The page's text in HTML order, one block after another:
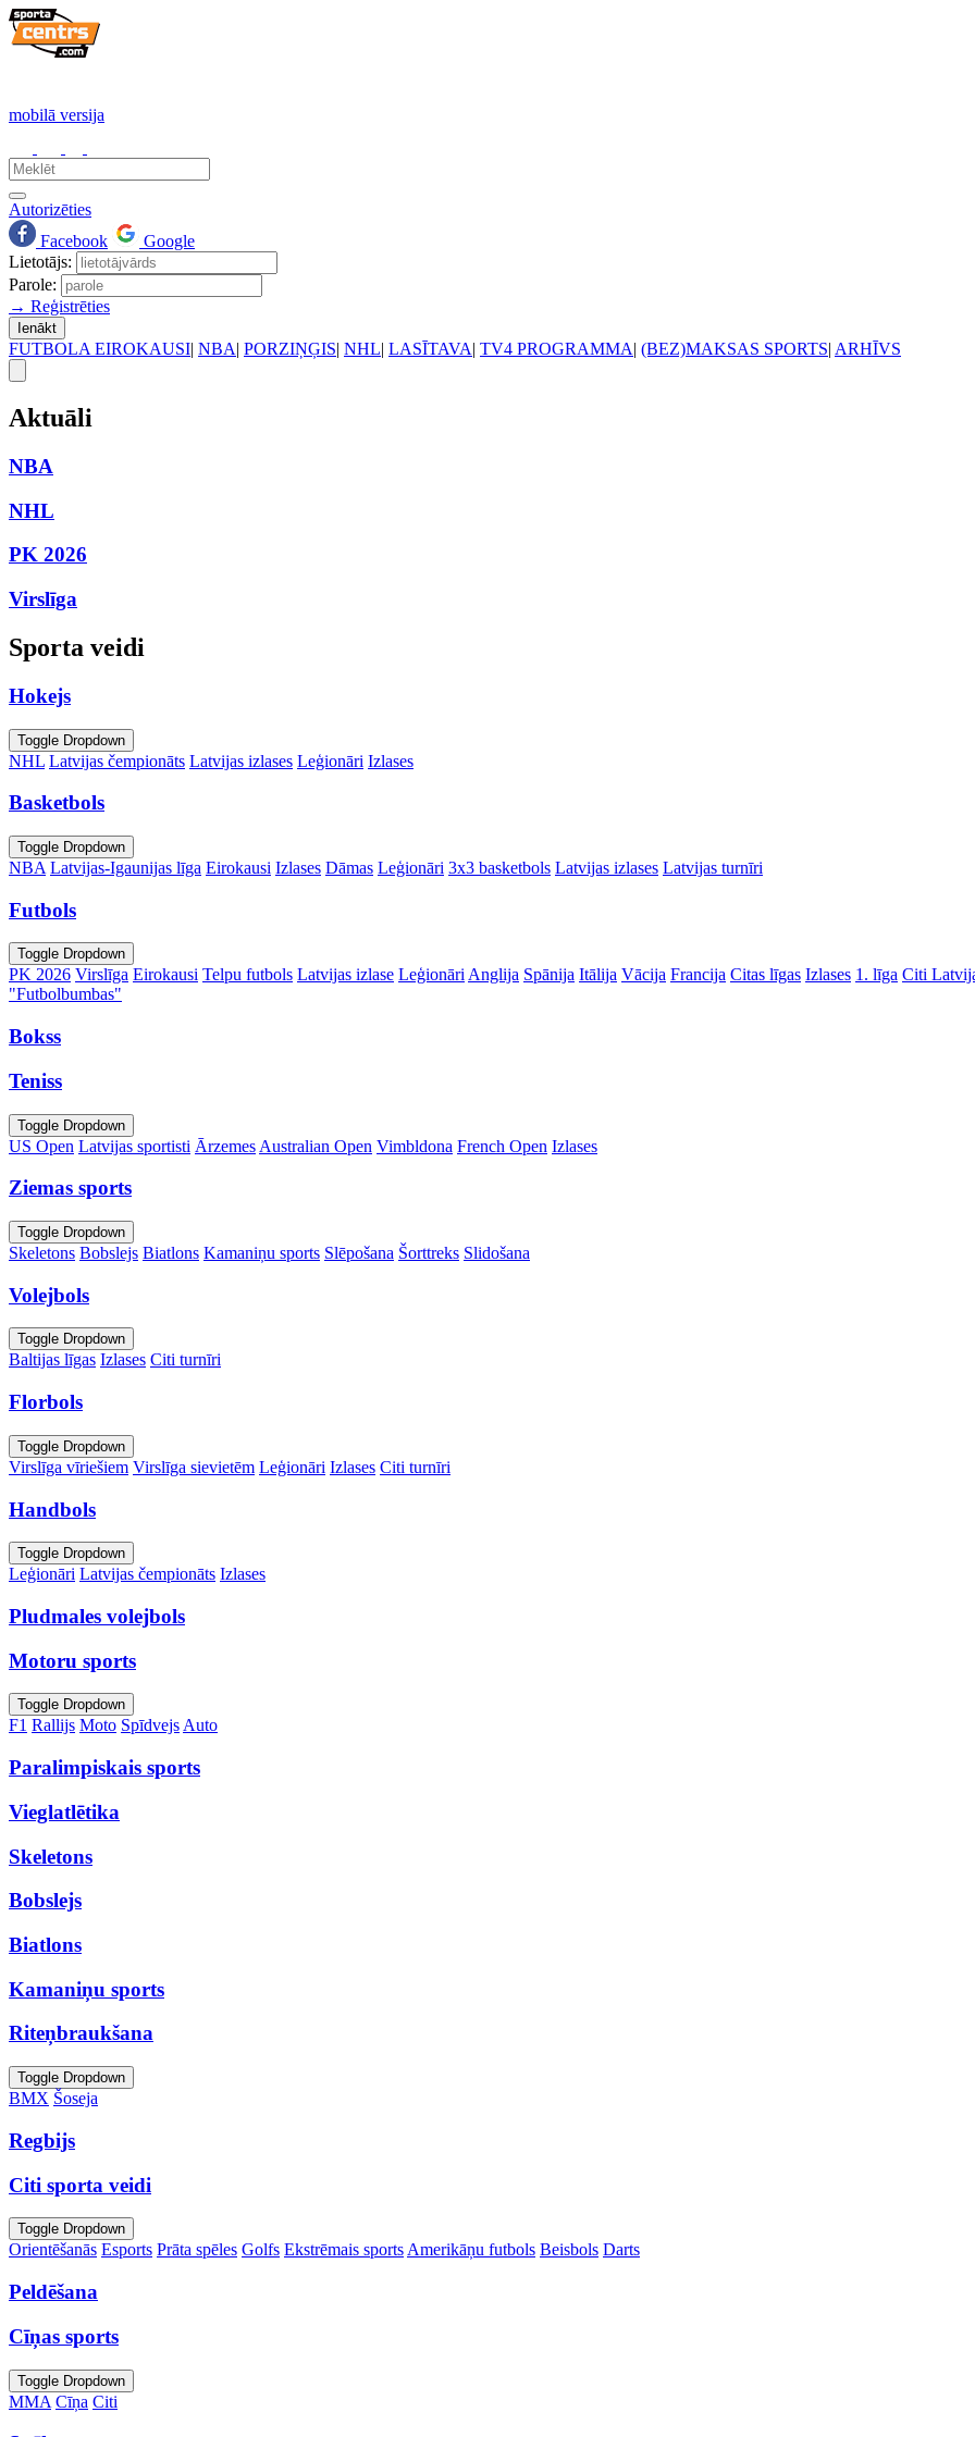
mobilā versija
Autorizēties
Facebook
Google
Lietotājs:
Parole:
→ Reģistrēties
Ienākt
FUTBOLA EIROKAUSI| NBA| PORZIŅĢIS| NHL| LASĪTAVA| TV4 PROGRAMMA| (BEZ)MAKSAS SPORTS| ARHĪVS
Aktuāli
NBA
NHL
PK 2026
Virslīga
Sporta veidi
Hokejs
Toggle Dropdown
NHL Latvijas čempionāts Latvijas izlases Leģionāri Izlases
Basketbols
Toggle Dropdown
NBA Latvijas-Igaunijas līga Eirokausi Izlases Dāmas Leģionāri 3x3 basketbols Latvijas izlases Latvijas turnīri
Futbols
Toggle Dropdown
PK 2026 Virslīga Eirokausi Telpu futbols Latvijas izlase Leģionāri Anglija Spānija Itālija Vācija Francija Citas līgas Izlases 1. līga Citi
"Futbolbumbas"
Bokss
Teniss
Toggle Dropdown
US Open Latvijas sportisti Ārzemes Australian Open Vimbldona French Open Izlases
Ziemas sports
Toggle Dropdown
Skeletons Bobslejs Biatlons Kamaniņu sports Slēpošana Šorttreks Slidošana
Volejbols
Toggle Dropdown
Baltijas līgas Izlases Citi turnīri
Florbols
Toggle Dropdown
Virslīga vīriešiem Virslīga sievietēm Leģionāri Izlases Citi turnīri
Handbols
Toggle Dropdown
Leģionāri Latvijas čempionāts Izlases
Pludmales volejbols
Motoru sports
Toggle Dropdown
F1 Rallijs Moto SpīdvejsAuto
Paralimpiskais sports
Vieglatlētika
Skeletons
Bobslejs
Biatlons
Kamaniņu sports
Riteņbraukšana
Toggle Dropdown
BMX Šoseja
Regbijs
Citi sporta veidi
Toggle Dropdown
Orientēšanās Esports Prāta spēles Golfs Ekstrēmais sports Amerikāņu futbols Beisbols Darts
Peldēšana
Cīņas sports
Toggle Dropdown
MMA Cīņa Citi